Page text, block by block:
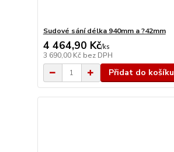
Sudové sání délka 940mm a ?42mm
4 464,90 Kč/ks
3 690,00 Kč bez DPH
Přidat do košíku